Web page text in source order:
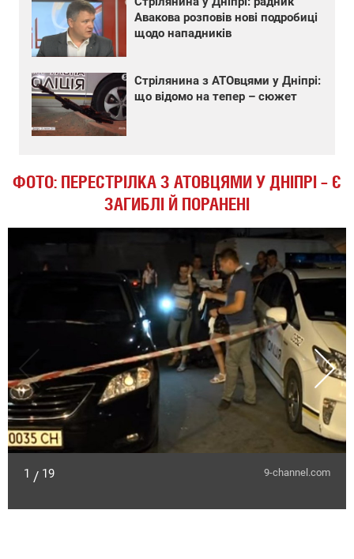
Авакова розповів нові подробиці
щодо нападників
Стрілянина з АТОвцями у Дніпрі:
що відомо на тепер – сюжет
ФОТО: ПЕРЕСТРІЛКА З АТОВЦЯМИ У ДНІПРІ – Є
ЗАГИБЛІ Й ПОРАНЕНІ
1 / 19 9-channel.com